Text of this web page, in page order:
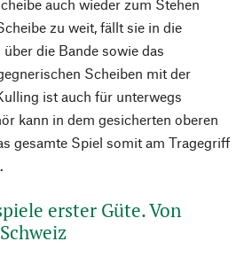
auch wieder zum Stehen
zu weit, fällt sie in die
die Bande sowie das
Scheiben mit der
ist auch für unterwegs
kann in dem gesicherten oberen
gesamte Spiel somit am Tragegriff
erster Güte. Von